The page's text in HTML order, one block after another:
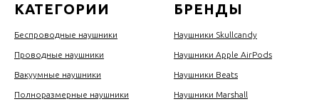
КАТЕГОРИИ
Беспроводные наушники
Проводные наушники
Вакуумные наушники
Полноразмерные наушники
БРЕНДЫ
Наушники Skullcandy
Наушники Apple AirPods
Наушники Beats
Наушники Marshall